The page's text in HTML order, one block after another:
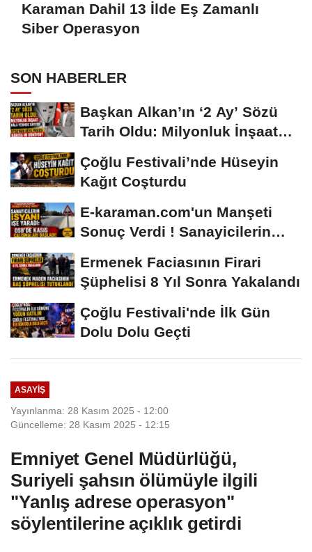
Karaman Dahil 13 İlde Eş Zamanlı
Siber Operasyon
SON HABERLER
Başkan Alkan’ın ‘2 Ay’ Sözü
Tarih Oldu: Milyonluk İnşaat
Çoğlu Festivali’nde Hüseyin
Kağıt Coşturdu
E-karaman.com'un Manşeti
Sonuç Verdi ! Sanayicilerin
Ermenek Faciasının Firari
Şüphelisi 8 Yıl Sonra Yakalandı
Çoğlu Festivali'nde İlk Gün
Dolu Dolu Geçti
ASAYIŞ
Yayınlanma: 28 Kasım 2025 - 12:00
Güncelleme: 28 Kasım 2025 - 12:15
Emniyet Genel Müdürlüğü,
Suriyeli şahsın ölümüyle ilgili
"Yanlış adrese operasyon"
söylentilerine açıklık getirdi